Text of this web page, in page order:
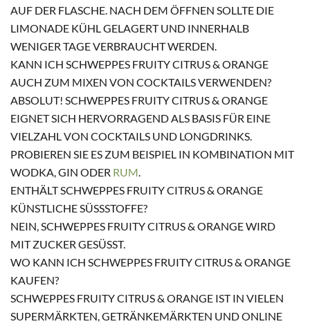
AUF DER FLASCHE. NACH DEM ÖFFNEN SOLLTE DIE
LIMONADE KÜHL GELAGERT UND INNERHALB
WENIGER TAGE VERBRAUCHT WERDEN.
KANN ICH SCHWEPPES FRUITY CITRUS & ORANGE
AUCH ZUM MIXEN VON COCKTAILS VERWENDEN?
ABSOLUT! SCHWEPPES FRUITY CITRUS & ORANGE
EIGNET SICH HERVORRAGEND ALS BASIS FÜR EINE
VIELZAHL VON COCKTAILS UND LONGDRINKS.
PROBIEREN SIE ES ZUM BEISPIEL IN KOMBINATION MIT
WODKA, GIN ODER RUM.
ENTHÄLT SCHWEPPES FRUITY CITRUS & ORANGE
KÜNSTLICHE SÜSSSTOFFE?
NEIN, SCHWEPPES FRUITY CITRUS & ORANGE WIRD
MIT ZUCKER GESÜSST.
WO KANN ICH SCHWEPPES FRUITY CITRUS & ORANGE
KAUFEN?
SCHWEPPES FRUITY CITRUS & ORANGE IST IN VIELEN
SUPERMÄRKTEN, GETRÄNKEMÄRKTEN UND ONLINE